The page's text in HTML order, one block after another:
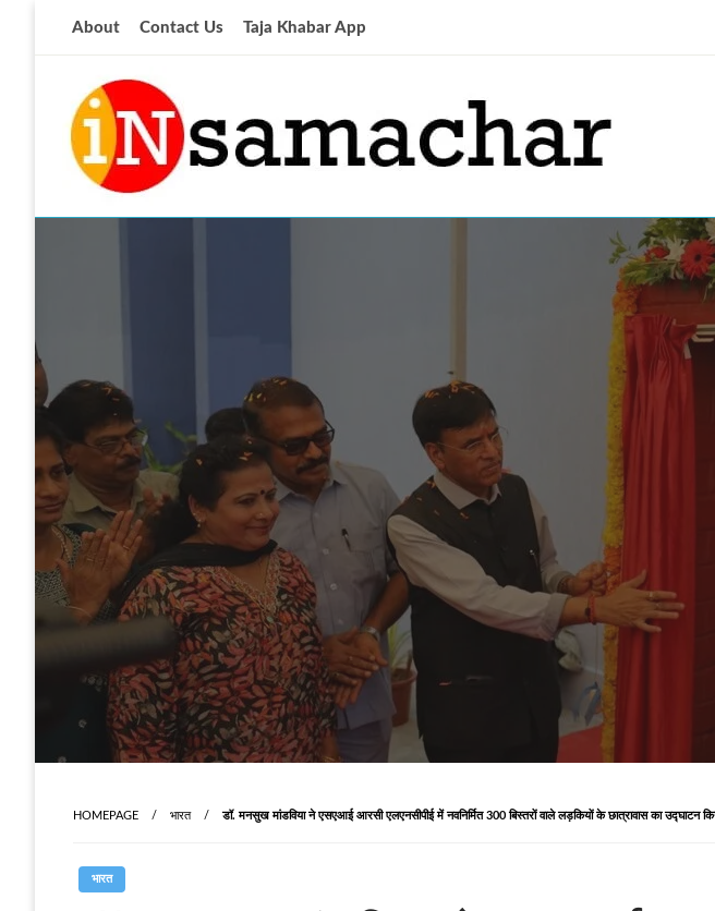
About Contact Us Taja Khabar App
आज की ताजा खबर
HOMEPAGE भारत डॉ. मनसुख मांडविया ने एसएआई आरसी एलएनसीपीई में नवनिर्मित 300 बिस्तरों वाले लड़कियों के छात्रावास का उद्घाटन
भारत